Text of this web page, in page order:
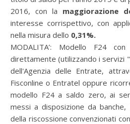
2016, con la maggiorazione
interesse corrispettivo, con
nella misura dello 0,31%.
MODALITA’: Modello F24
direttamente (utilizzando i servizi
dell'Agenzia delle Entrate,
Fisconline o Entratel oppure
modello F24 a saldo zero, ai
messi a disposizione da
della riscossione convenzionati